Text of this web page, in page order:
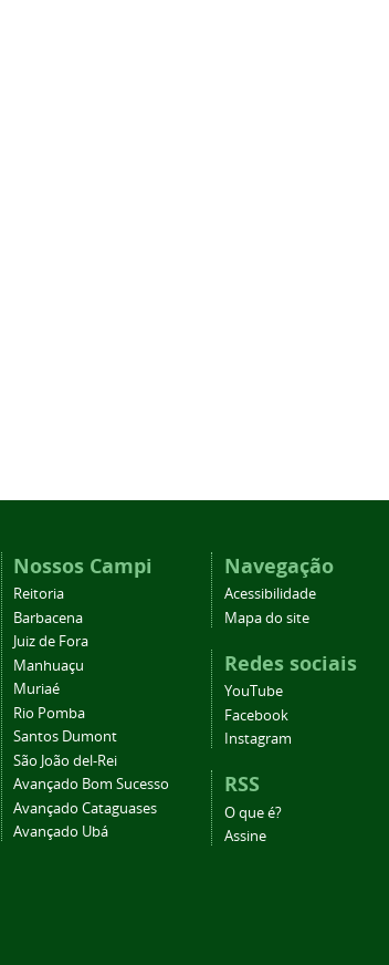
Nossos Campi
Reitoria
Barbacena
Juiz de Fora
Manhuaçu
Muriaé
Rio Pomba
Santos Dumont
São João del-Rei
Avançado Bom Sucesso
Avançado Cataguases
Avançado Ubá
Navegação
Acessibilidade
Mapa do site
Redes sociais
YouTube
Facebook
Instagram
RSS
O que é?
Assine